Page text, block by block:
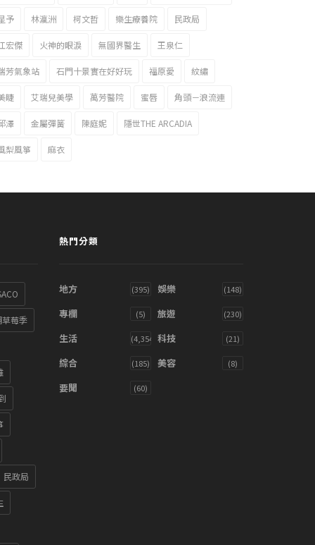
予 林瀛洲 柯文哲 樂生療養院 民政局
宏傑 火神的眼淚 無國界醫生 王泉仁
芳氣象站 石門十景實在好好玩 福原愛 紋繡
睫 艾瑞兒美學 萬芳醫院 蜜唇 角頭－浪流連
澤 金屬彈簧 陳庭妮 隱世THE ARCADIA
梨風箏 麻衣
草莓季
民政局
熱門分類
地方 (395) 娛樂 (148)
專欄 (5) 旅遊 (230)
生活 (4,354) 科技 (21)
綜合 (185) 美容 (8)
要聞 (60)